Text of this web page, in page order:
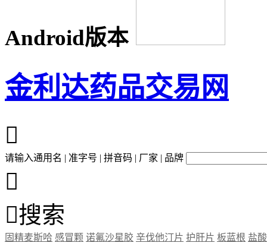
Android版本
金利达药品交易网

请输入通用名 | 准字号 | 拼音码 | 厂家 | 品牌

搜索
固精麦斯哈 感冒颗 诺氟沙星胶 辛伐他汀片 护肝片 板蓝根 盐